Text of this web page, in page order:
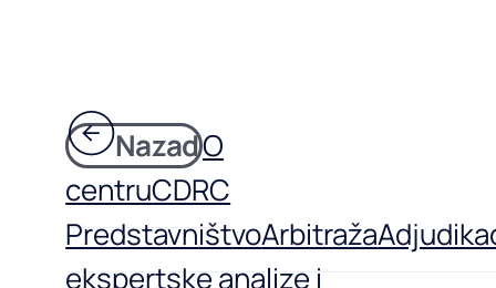
NazadO
centruCDRC
PredstavništvoArbitraža
ekspertske analize i